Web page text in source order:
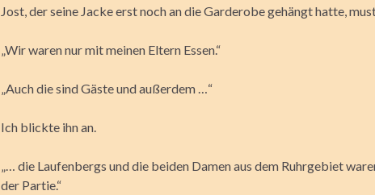
Jost, der seine Jacke erst noch an die Garderobe gehängt hatte,
„Wir waren nur mit meinen Eltern Essen.“
„Auch die sind Gäste und außerdem …“
Ich blickte ihn an.
„… die Laufenbergs und die beiden Damen aus dem Ruhrgebiet
der Partie.“